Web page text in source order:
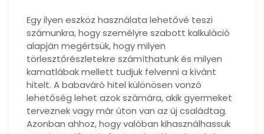
Egy ilyen eszköz használata lehetővé teszi
számunkra, hogy személyre szabott kalkuláció
alapján megértsük, hogy milyen
törlesztőrészletekre számíthatunk és milyen
kamatlábak mellett tudjuk felvenni a kívánt
hitelt. A babaváró hitel különösen vonzó
lehetőség lehet azok számára, akik gyermeket
terveznek vagy már úton van az új családtag.
Azonban ahhoz, hogy valóban kihasználhassuk